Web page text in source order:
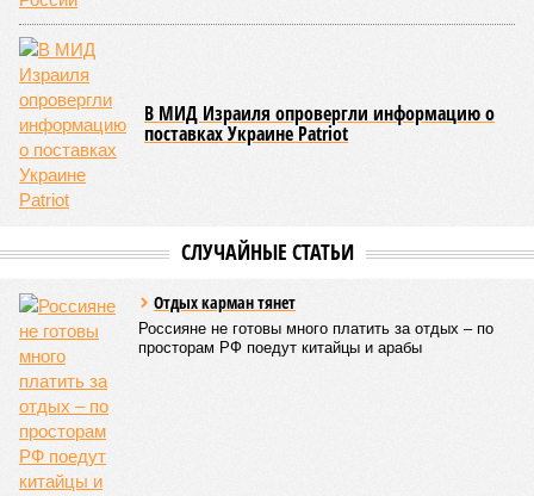
В МИД Израиля опровергли информацию о
поставках Украине Patriot
СЛУЧАЙНЫЕ СТАТЬИ
Отдых карман тянет
Россияне не готовы много платить за отдых – по
просторам РФ поедут китайцы и арабы